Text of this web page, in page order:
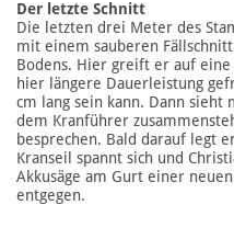
Der letzte Schnitt
Die letzten drei Meter des
mit einem sauberen
Bodens. Hier greift er auf eine
hier längere Dauerleistung
cm lang sein kann. Dann sieht
dem Kranführer
besprechen. Bald darauf legt
Kranseil spannt sich und
Akkusäge am Gurt einer
entgegen.